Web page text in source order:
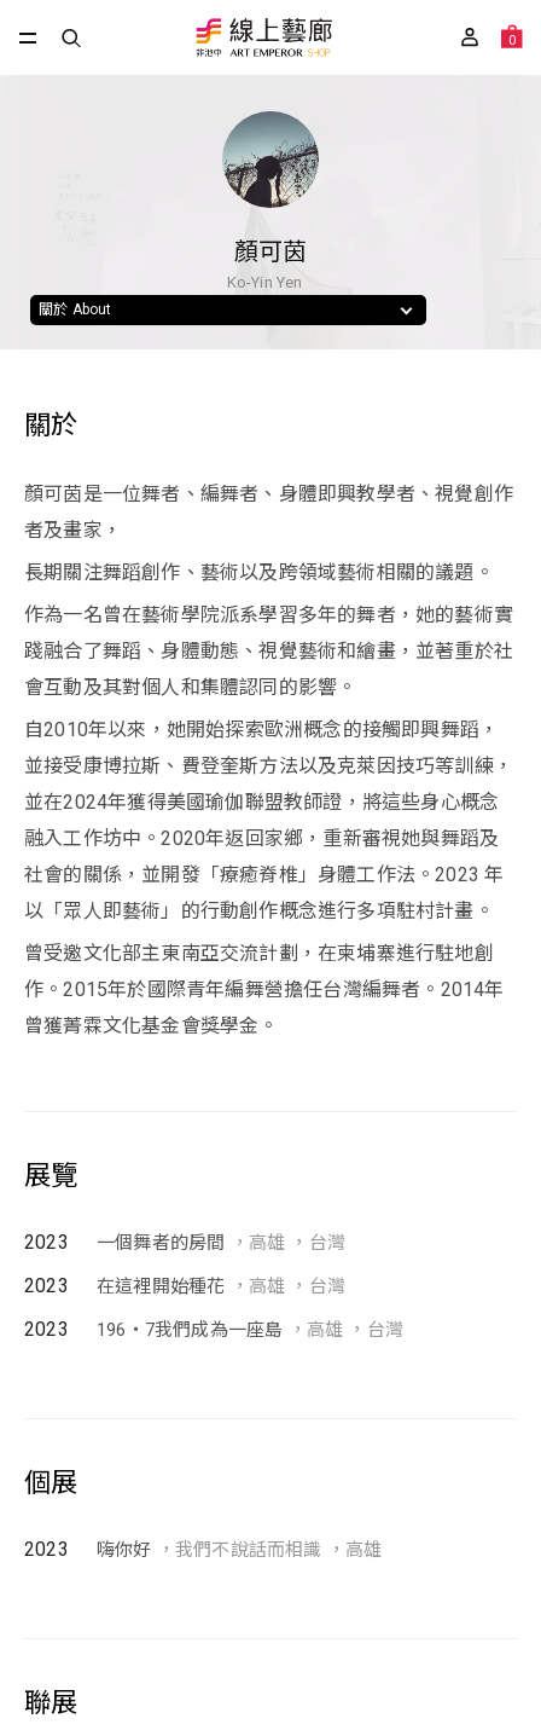
0
顏可茵
Ko-Yin Yen
關於 About
關於
顏可茵是一位舞者、編舞者、身體即興教學者、視覺創作
者及畫家，
長期關注舞蹈創作、藝術以及跨領域藝術相關的議題。
作為一名曾在藝術學院派系學習多年的舞者，她的藝術實
踐融合了舞蹈、身體動態、視覺藝術和繪畫，並著重於社
會互動及其對個人和集體認同的影響。
自2010年以來，她開始探索歐洲概念的接觸即興舞蹈，
並接受康博拉斯、費登奎斯方法以及克萊因技巧等訓練，
並在2024年獲得美國瑜伽聯盟教師證，將這些身心概念
融入工作坊中。2020年返回家鄉，重新審視她與舞蹈及
社會的關係，並開發「療癒脊椎」身體工作法。2023 年
以「眾人即藝術」的行動創作概念進行多項駐村計畫。
曾受邀文化部主東南亞交流計劃，在柬埔寨進行駐地創
作。2015年於國際青年編舞營擔任台灣編舞者。2014年
曾獲菁霖文化基金會獎學金。
展覽
2023 一個舞者的房間 ，高雄 ，台灣
2023 在這裡開始種花 ，高雄 ，台灣
2023 196・7我們成為一座島 ，高雄 ，台灣
個展
2023 嗨你好 ，我們不說話而相識 ，高雄
聯展